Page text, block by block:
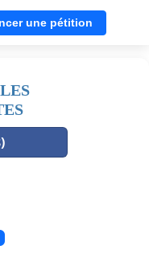
une pétition